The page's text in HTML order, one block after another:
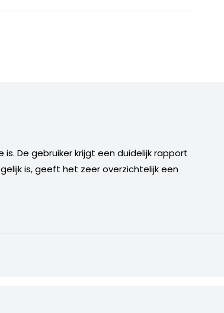
De gebruiker krijgt een duidelijk rapport
is, geeft het zeer overzichtelijk een